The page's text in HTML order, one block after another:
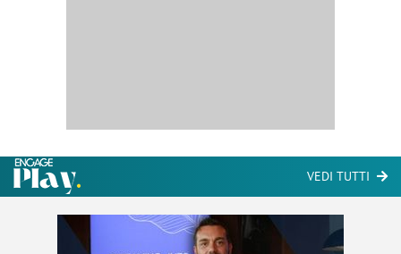
VEDI TUTTI